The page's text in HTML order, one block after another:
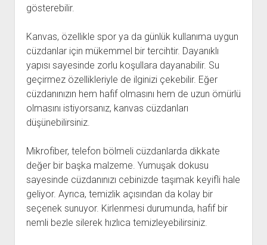
gösterebilir.
Kanvas, özellikle spor ya da günlük kullanıma uygun
cüzdanlar için mükemmel bir tercihtir. Dayanıklı
yapısı sayesinde zorlu koşullara dayanabilir. Su
geçirmez özellikleriyle de ilginizi çekebilir. Eğer
cüzdanınızın hem hafif olmasını hem de uzun ömürlü
olmasını istiyorsanız, kanvas cüzdanları
düşünebilirsiniz.
Mikrofiber, telefon bölmeli cüzdanlarda dikkate
değer bir başka malzeme. Yumuşak dokusu
sayesinde cüzdanınızı cebinizde taşımak keyifli hale
geliyor. Ayrıca, temizlik açısından da kolay bir
seçenek sunuyor. Kirlenmesi durumunda, hafif bir
nemli bezle silerek hızlıca temizleyebilirsiniz.